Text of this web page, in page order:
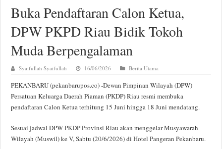
Buka Pendaftaran Calon Ketua,
DPW PKPD Riau Bidik Tokoh
Muda Berpengalaman
Syaifullah Syaifullah 16/06/2026 Berita Utama
PEKANBARU (pekanbarupos.co) -Dewan Pimpinan Wilayah (DPW)
Persatuan Keluarga Daerah Piaman (PKDP) Riau resmi membuka
pendaftaran Calon Ketua terhitung 15 Juni hingga 18 Juni mendatang.
Sesuai jadwal DPW PKDP Provinsi Riau akan menggelar Musyawarah
Wilayah (Muswil) ke V, Sabtu (20/6/2026) di Hotel Pangeran Pekanbaru.